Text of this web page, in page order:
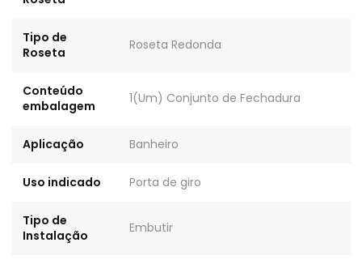
Tipo de
Roseta
Roseta Redonda
Conteúdo
embalagem
1(Um) Conjunto de Fechadura
Aplicação Banheiro
Uso indicado Porta de giro
Tipo de
Instalação
Embutir